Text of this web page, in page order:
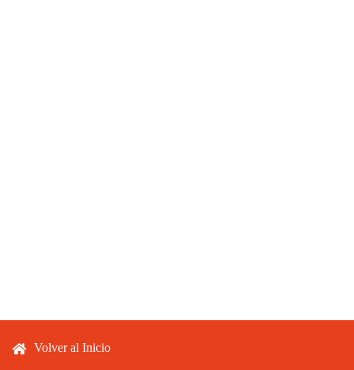
Footer menu
Volver al Inicio